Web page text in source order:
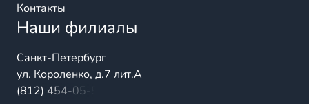
Контакты
Наши филиалы
Санкт-Петербург
ул. Короленко, д.7 лит.А
(812) 454-05-54